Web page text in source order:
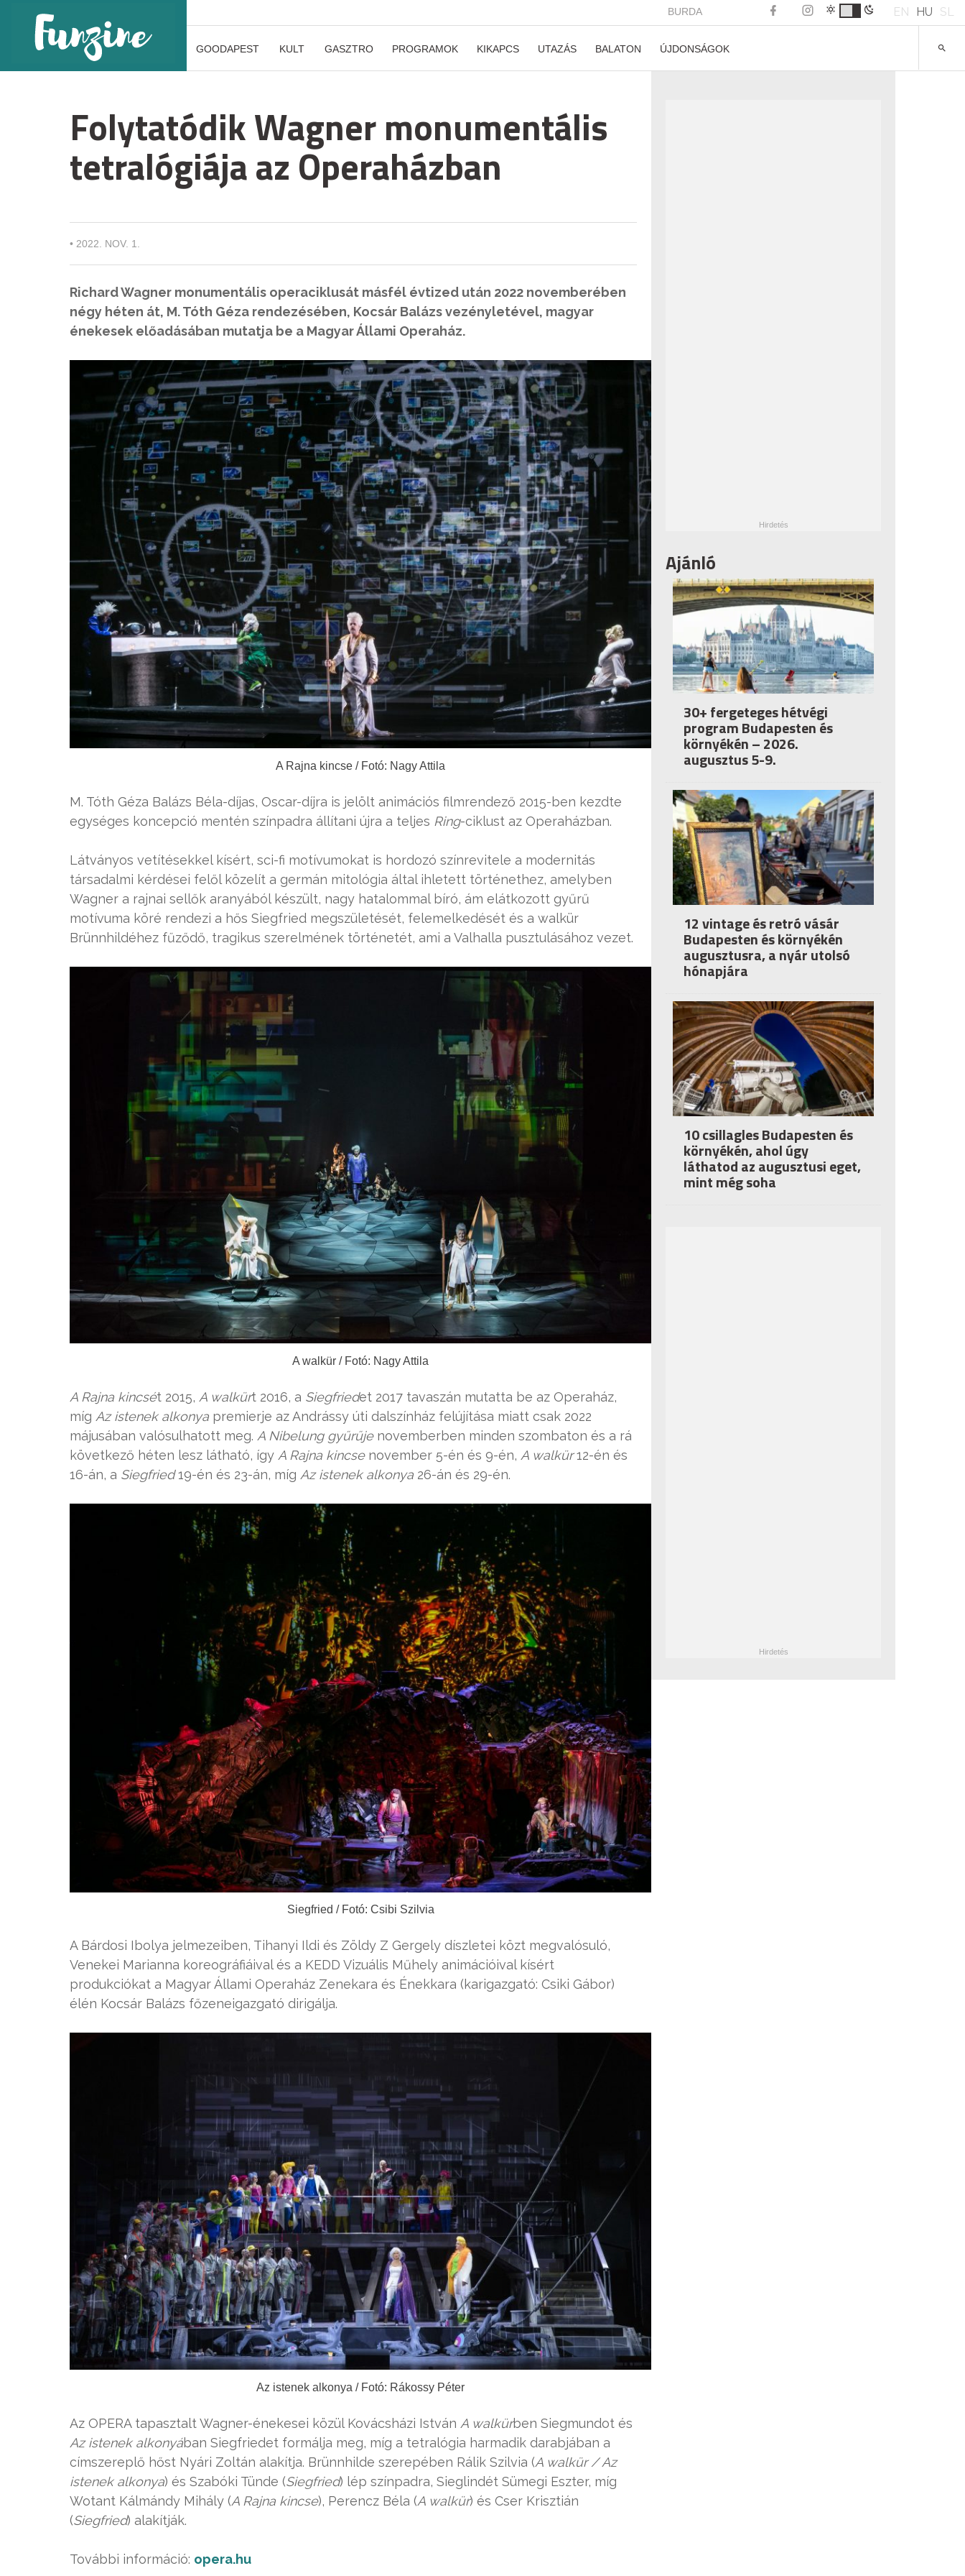
BURDA EN HU SL
GOODAPEST KULT GASZTRO PROGRAMOK KIKAPCS UTAZÁS BALATON ÚJDONSÁGOK
Folytatódik Wagner monumentális
tetralógiája az Operaházban
• 2022. NOV. 1.
Richard Wagner monumentális operaciklusát másfél évtized után 2022 novemberében
négy héten át, M. Tóth Géza rendezésében, Kocsár Balázs vezényletével, magyar
énekesek előadásában mutatja be a Magyar Állami Operaház.
A Rajna kincse / Fotó: Nagy Attila
M. Tóth Géza Balázs Béla-díjas, Oscar-díjra is jelölt animációs filmrendező 2015-ben kezdte
egységes koncepció mentén színpadra állítani újra a teljes Ring-ciklust az Operaházban.
Látványos vetítésekkel kísért, sci-fi motívumokat is hordozó színrevitele a modernitás
társadalmi kérdései felől közelít a germán mitológia által ihletett történethez, amelyben
Wagner a rajnai sellők aranyából készült, nagy hatalommal bíró, ám elátkozott gyűrű
motívuma köré rendezi a hős Siegfried megszületését, felemelkedését és a walkür
Brünnhildéhez fűződő, tragikus szerelmének történetét, ami a Valhalla pusztulásához vezet.
A walkür / Fotó: Nagy Attila
A Rajna kincsét 2015, A walkürt 2016, a Siegfriedet 2017 tavaszán mutatta be az Operaház,
míg Az istenek alkonya premierje az Andrássy úti dalszínház felújítása miatt csak 2022
májusában valósulhatott meg. A Nibelung gyűrűjenovemberben minden szombaton és a rá
következő héten lesz látható, így A Rajna kincsenovember 5-én és 9-én, A walkür12-én és
16-án, a Siegfried19-én és 23-án, míg Az istenek alkonya 26-án és 29-én.
Siegfried / Fotó: Csibi Szilvia
A Bárdosi Ibolya jelmezeiben, Tihanyi Ildi és Zöldy Z Gergely díszletei közt megvalósuló,
Venekei Marianna koreográfiáival és a KEDD Vizuális Műhely animációival kísért
produkciókat a Magyar Állami Operaház Zenekara és Énekkara (karigazgató: Csiki Gábor)
élén Kocsár Balázs főzeneigazgató dirigálja.
Az istenek alkonya / Fotó: Rákossy Péter
Az OPERA tapasztalt Wagner-énekesei közül Kovácsházi István A walkürben Siegmundot és
Az istenek alkonyában Siegfriedet formálja meg, míg a tetralógia harmadik darabjában a
címszereplő hőst Nyári Zoltán alakítja. Brünnhilde szerepében Rálik Szilvia (A walkür / Az
istenek alkonya) és Szabóki Tünde (Siegfried) lép színpadra, Sieglindét Sümegi Eszter, míg
Wotant Kálmándy Mihály (A Rajna kincse), Perencz Béla (A walkür) és Cser Krisztián
(Siegfried) alakítják.
További információ: opera.hu
Ajánló
30+ fergeteges hétvégi
program Budapesten és
környékén – 2026.
augusztus 5-9.
12 vintage és retró vásár
Budapesten és környékén
augusztusra, a nyár utolsó
hónapjára
10 csillagles Budapesten és
környékén, ahol úgy
láthatod az augusztusi eget,
mint még soha